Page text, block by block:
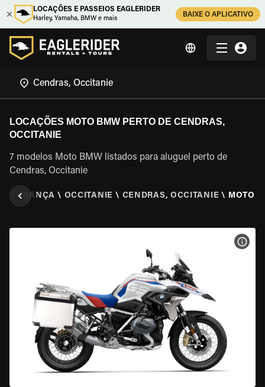
LOCAÇÕES E PASSEIOS EAGLERIDER
Harley, Yamaha, BMW e mais
BAIXE O APLICATIVO
LOCAÇÕES MOTO BMW PERTO DE CENDRAS,
OCCITANIE
7 modelos Moto BMW listados para aluguel perto de
Cendras, Occitanie
FRANÇA \ OCCITANIE \ CENDRAS, OCCITANIE \ MOTO
VER